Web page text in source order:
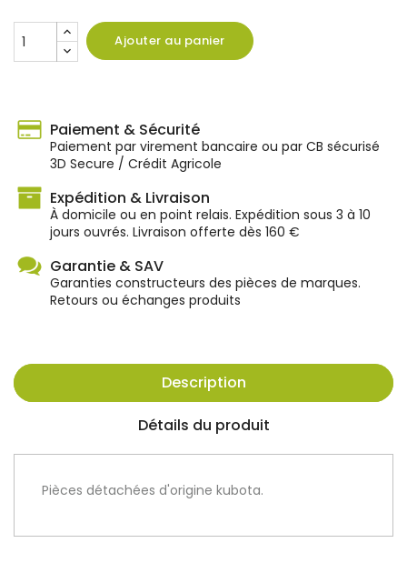
Ajouter au panier
Paiement & Sécurité
Paiement par virement bancaire ou par CB sécurisé
3D Secure / Crédit Agricole
Expédition & Livraison
À domicile ou en point relais. Expédition sous 3 à 10
jours ouvrés. Livraison offerte dès 160 €
Garantie & SAV
Garanties constructeurs des pièces de marques.
Retours ou échanges produits
Description
Détails du produit
Pièces détachées d'origine kubota.